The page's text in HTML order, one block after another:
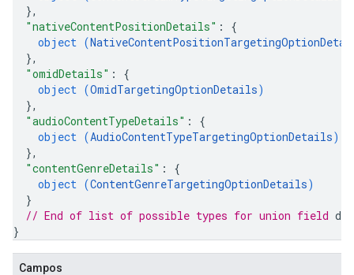
},
"nativeContentPositionDetails" : {
object (
},
"omidDetails" : {
object (OmidTargetingOptionDetails)
},
"audioContentTypeDetails" : {
object (AudioContentTypeTargetingOptionDetails)
},
"contentGenreDetails" : {
object (ContentGenreTargetingOptionDetails)
}
// End of list of possible types for union field
}
Campos